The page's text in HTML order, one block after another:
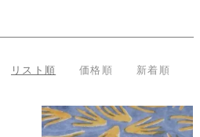
リスト順 価格順 新着順